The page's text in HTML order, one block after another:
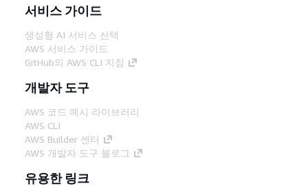
서비스 가이드
생성형 AI 서비스 선택
AWS 서비스 가이드
GitHub의 AWS CLI 지침
개발자 도구
AWS 코드 예시 라이브러리
AWS CLI
AWS Builder 센터
AWS 개발자 도구 블로그
유용한 링크